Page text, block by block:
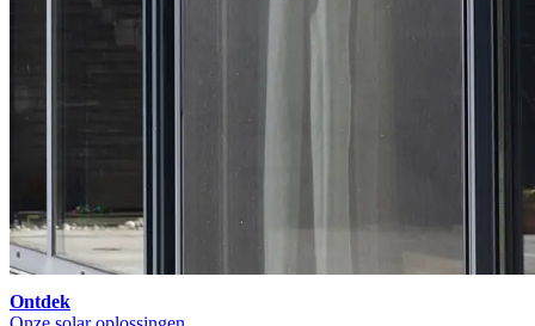
Ontdek
Onze solar oplossingen